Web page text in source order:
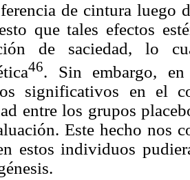
de cintura luego
que tales efectos
de saciedad, lo
46. Sin embargo,
significativos en el
entre los grupos
Este hecho nos
estos individuos